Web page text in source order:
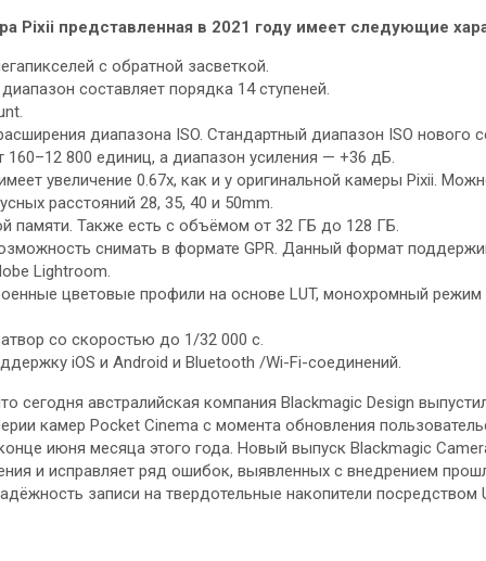
Pixii представленная в 2021 году имеет следующие
с обратной засветкой.
составляет порядка 14 ступеней.
диапазона ISO. Стандартный диапазон ISO нового
160–12 800 единиц, а диапазон усиления — +36 дБ.
увеличение 0.67x, как и у оригинальной камеры Pixii.
расстояний 28, 35, 40 и 50mm.
памяти. Также есть с объёмом от 32 ГБ до 128 ГБ.
снимать в формате GPR. Данный формат
Lightroom.
цветовые профили на основе LUT, монохромный
со скоростью до 1/32 000 с.
iOS и Android и Bluetooth /Wi-Fi-соединений.
сегодня австралийская компания Blackmagic Design
камер Pocket Cinema с момента обновления
июня месяца этого года. Новый выпуск Blackmagic
и исправляет ряд ошибок, выявленных с внедрением
записи на твердотельные накопители посредством